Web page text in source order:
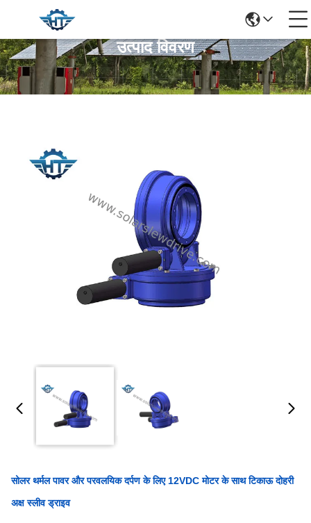
उत्पाद विवरण
सोलर थर्मल पावर और परवलयिक दर्पण के लिए 12VDC मोटर के साथ टिकाऊ दोहरी
अक्ष स्लीव ड्राइव